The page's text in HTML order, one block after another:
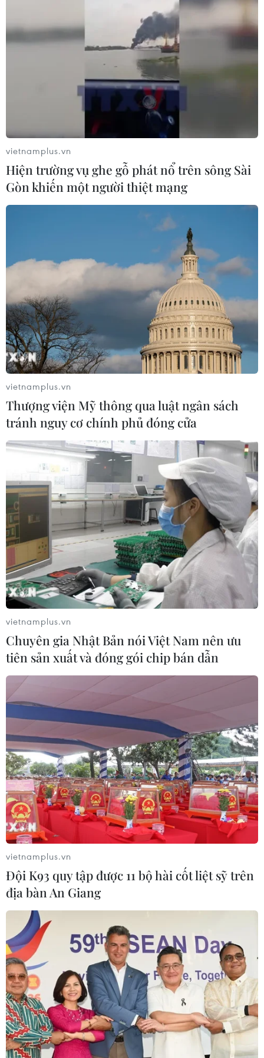
vietnamplus.vn
Hiện trường vụ ghe gỗ phát nổ trên sông Sài
Gòn khiến một người thiệt mạng
vietnamplus.vn
Thượng viện Mỹ thông qua luật ngân sách
tránh nguy cơ chính phủ đóng cửa
vietnamplus.vn
Chuyên gia Nhật Bản nói Việt Nam nên ưu
tiên sản xuất và đóng gói chip bán dẫn
vietnamplus.vn
Đội K93 quy tập được 11 bộ hài cốt liệt sỹ trên
địa bàn An Giang